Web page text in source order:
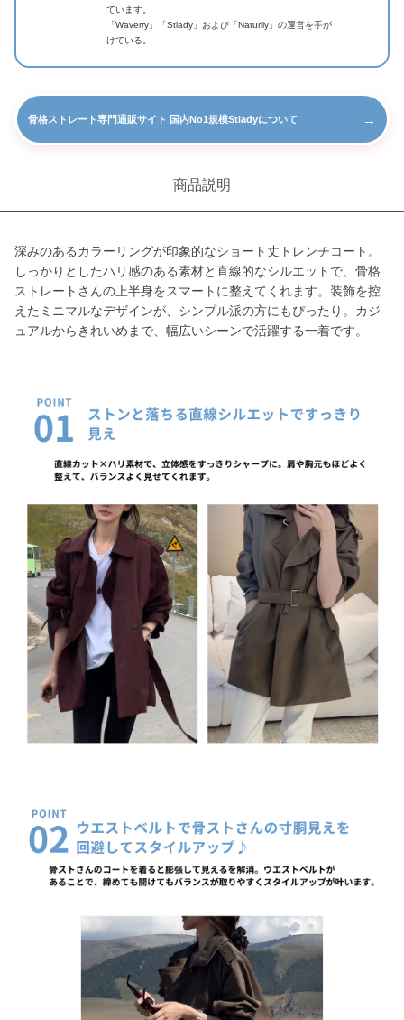
ています。
「Waverry」「Stlady」および「Naturily」の運営を手が
けている。
骨格ストレート専門通販サイト 国内No1規模Stladyについて →
商品説明
深みのあるカラーリングが印象的なショート丈トレンチコート。
しっかりとしたハリ感のある素材と直線的なシルエットで、骨格
ストレートさんの上半身をスマートに整えてくれます。装飾を控
えたミニマルなデザインが、シンプル派の方にもぴったり。カジ
ュアルからきれいめまで、幅広いシーンで活躍する一着です。